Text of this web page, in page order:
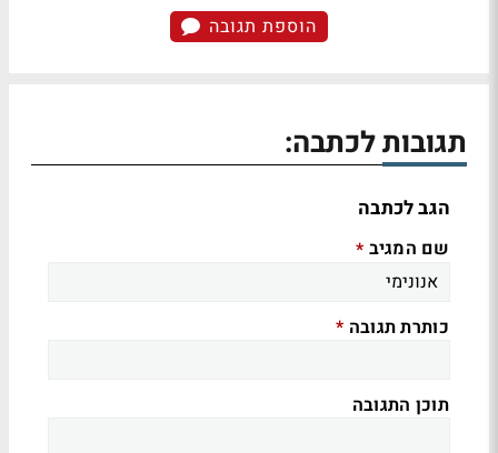
הוספת תגובה
תגובות לכתבה:
הגב לכתבה
שם המגיב *
כותרת תגובה *
תוכן התגובה